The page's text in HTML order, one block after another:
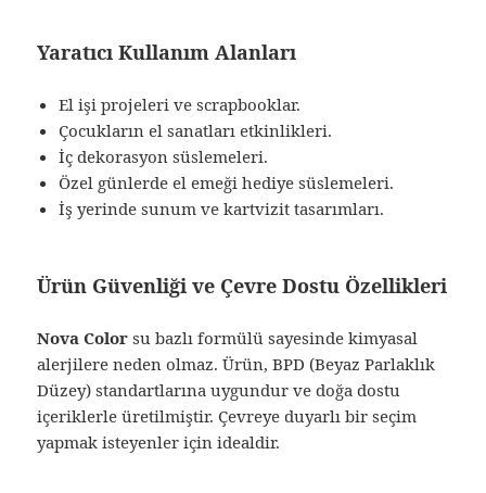
Yaratıcı Kullanım Alanları
El işi projeleri ve scrapbooklar.
Çocukların el sanatları etkinlikleri.
İç dekorasyon süslemeleri.
Özel günlerde el emeği hediye süslemeleri.
İş yerinde sunum ve kartvizit tasarımları.
Ürün Güvenliği ve Çevre Dostu Özellikleri
Nova Color su bazlı formülü sayesinde kimyasal
alerjilere neden olmaz. Ürün, BPD (Beyaz Parlaklık
Düzey) standartlarına uygundur ve doğa dostu
içeriklerle üretilmiştir. Çevreye duyarlı bir seçim
yapmak isteyenler için idealdir.